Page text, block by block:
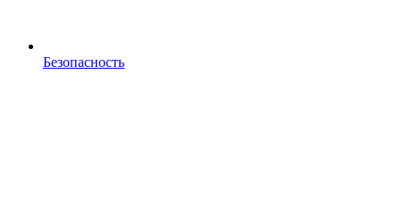
Безопасность